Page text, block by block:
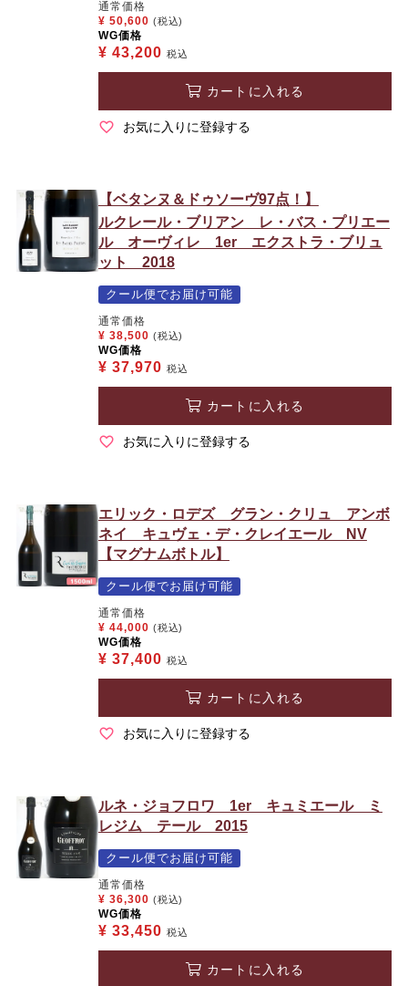
通常価格
¥ 50,600 (税込)
WG価格
¥ 43,200 税込
カートに入れる
お気に入りに登録する
【ベタンヌ＆ドゥソーヴ97点！】
ルクレール・ブリアン レ・バス・プリエー
ル オーヴィレ 1er エクストラ・ブリュ
ット 2018
クール便でお届け可能
通常価格
¥ 38,500 (税込)
WG価格
¥ 37,970 税込
カートに入れる
お気に入りに登録する
エリック・ロデズ グラン・クリュ アンボ
ネイ キュヴェ・デ・クレイエール NV
【マグナムボトル】
クール便でお届け可能
通常価格
¥ 44,000 (税込)
WG価格
¥ 37,400 税込
カートに入れる
お気に入りに登録する
ルネ・ジョフロワ 1er キュミエール ミ
レジム テール 2015
クール便でお届け可能
通常価格
¥ 36,300 (税込)
WG価格
¥ 33,450 税込
カートに入れる